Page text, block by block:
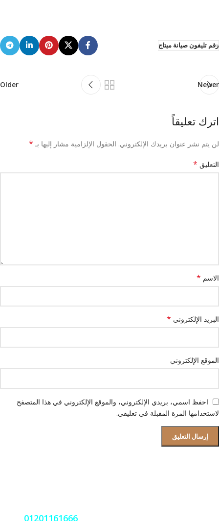
رقم تليفون صيانة ميتاج
Newer
Older
اترك تعليقاً
لن يتم نشر عنوان بريدك الإلكتروني. الحقول الإلزامية مشار إليها بـ *
التعليق *
الاسم *
البريد الإلكتروني *
الموقع الإلكتروني
احفظ اسمي، بريدي الإلكتروني، والموقع الإلكتروني في هذا المتصفح
لاستخدامها المرة المقبلة في تعليقي.
01201161666